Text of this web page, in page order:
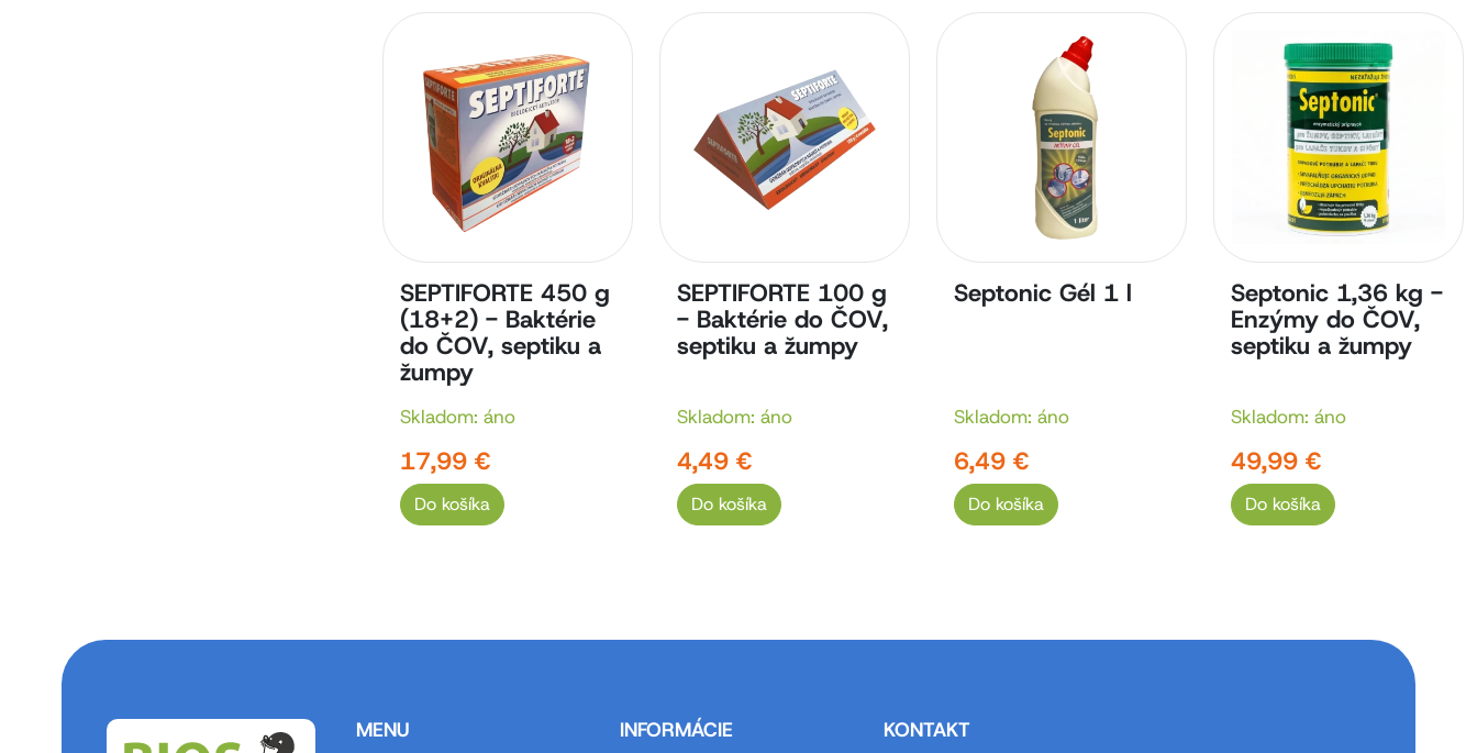
SEPTIFORTE 450 g
(18+2) - Baktérie
do ČOV, septiku a
žumpy
Skladom: áno
17,99 €
Do košíka
SEPTIFORTE 100 g
- Baktérie do ČOV,
septiku a žumpy
Skladom: áno
4,49 €
Do košíka
Septonic Gél 1 l
Skladom: áno
6,49 €
Do košíka
Septonic 1,36 kg -
Enzýmy do ČOV,
septiku a žumpy
Skladom: áno
49,99 €
Do košíka
MENU INFORMÁCIE KONTAKT